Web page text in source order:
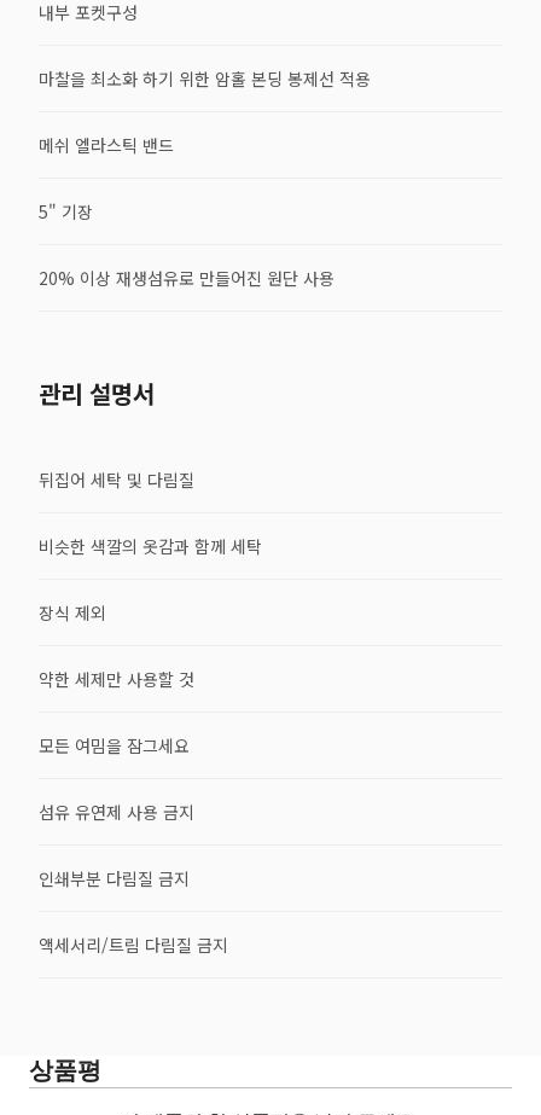
내부 포켓구성
마찰을 최소화 하기 위한 암홀 본딩 봉제선 적용
메쉬 엘라스틱 밴드
5" 기장
20% 이상 재생섬유로 만들어진 원단 사용
관리 설명서
뒤집어 세탁 및 다림질
비슷한 색깔의 옷감과 함께 세탁
장식 제외
약한 세제만 사용할 것
모든 여밈을 잠그세요
섬유 유연제 사용 금지
인쇄부분 다림질 금지
액세서리/트림 다림질 금지
상품평